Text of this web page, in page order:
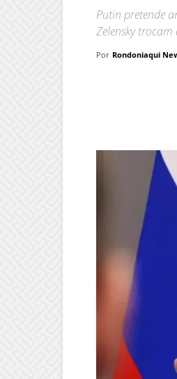
Putin pretende
Zelensky trocam
Por Rondoniaqui